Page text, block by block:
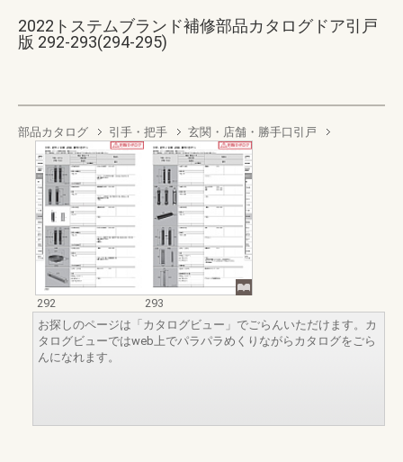
2022トステムブランド補修部品カタログドア引戸
版 292-293(294-295)
部品カタログ 引手・把手 玄関・店舗・勝手口引戸
292
293
お探しのページは「カタログビュー」でごらんいただけます。カ
タログビューではweb上でパラパラめくりながらカタログをごら
んになれます。